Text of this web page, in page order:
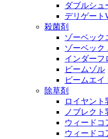
ダブルシュ
デリゲート
殺菌剤
ゾーベック
ゾーベック
インダーフ
ビームゾル
ビームエイ
除草剤
ロイヤント
ノブレクト
ウィードコ
ウィードコ